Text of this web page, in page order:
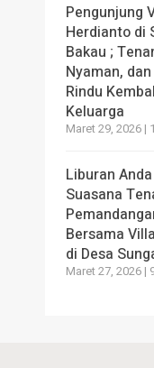
Pengunjung
Herdianto di
Bakau ;
Nyaman,
Rindu
Keluarga
Maret 29, 2026 |
Liburan
Suasana
Bersama
di Desa
Maret 27, 2026 |